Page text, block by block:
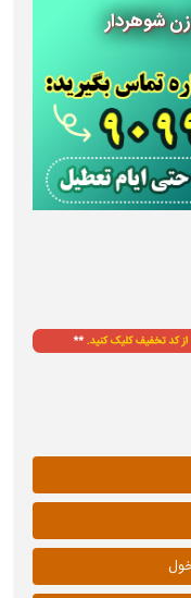
شوهردار